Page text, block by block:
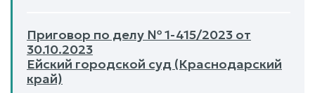
Приговор по делу № 1-415/2023 от
30.10.2023
Ейский городской суд (Краснодарский
край)